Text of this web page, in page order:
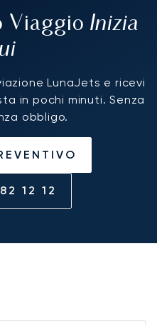
Viaggio Inizia
LunaJets e ricevi
in pochi minuti. Senza
obbligo.
12 12